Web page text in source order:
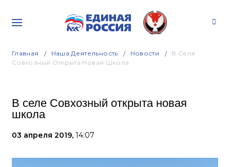
Главная Наша Деятельность Новости
В Селе
Совхозный Открыта Новая Школа
В селе Совхозный открыта новая
школа
03 апреля 2019, 14:07